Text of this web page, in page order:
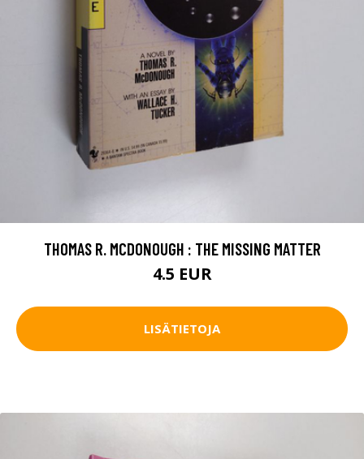
THOMAS R. MCDONOUGH : THE MISSING MATTER
4.5 EUR
LISÄTIETOJA